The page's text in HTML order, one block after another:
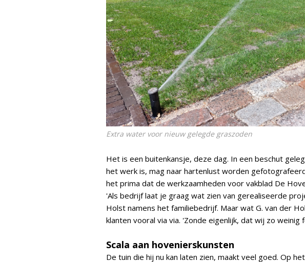
Extra water voor nieuw gelegde graszoden
Het is een buitenkansje, deze dag. In een beschut
het werk is, mag naar hartenlust worden
het prima dat de werkzaamheden voor vakblad De
'Als bedrijf laat je graag wat zien van gerealiseerde
Holst namens het familiebedrijf. Maar wat G. van der
klanten vooral via via. 'Zonde eigenlijk, dat wij zo
Scala aan hovenierskunsten
De tuin die hij nu kan laten zien, maakt veel goed. Op